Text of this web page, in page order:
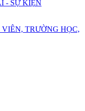
- SỰ KIỆN
TRƯỜNG HỌC,